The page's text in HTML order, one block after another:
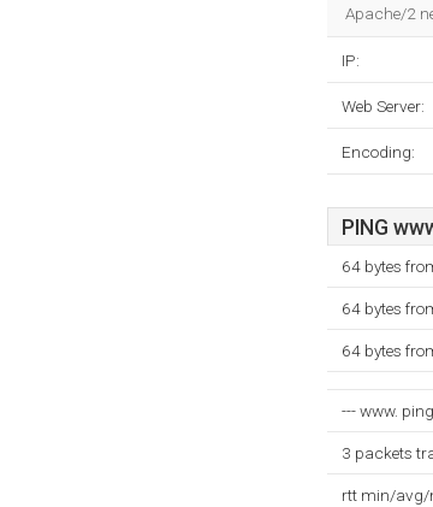
Apache/2
IP:
Web Server:
Encoding:
PING
64 bytes
64 bytes
64 bytes
--- www.
3 packets
rtt min/avg/